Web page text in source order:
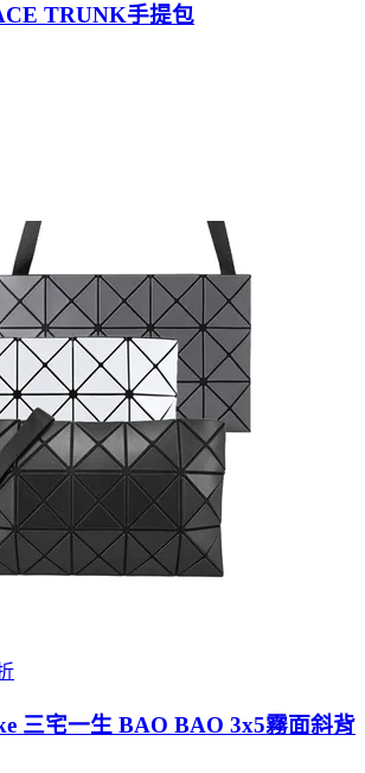
TRUNK手提包
三宅一生 BAO BAO 3x5霧面斜背